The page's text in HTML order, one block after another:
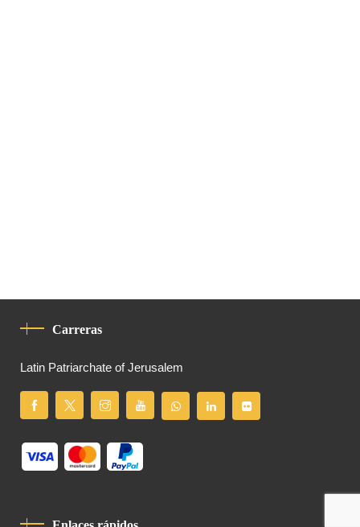
Carreras
Latin Patriarchate of Jerusalem